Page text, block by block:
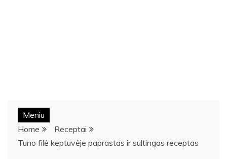
Meniu
Home
Receptai
Tuno filė keptuvėje paprastas ir sultingas receptas